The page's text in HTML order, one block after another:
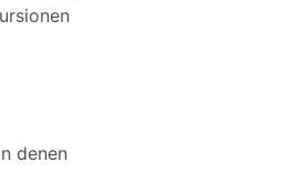
denen